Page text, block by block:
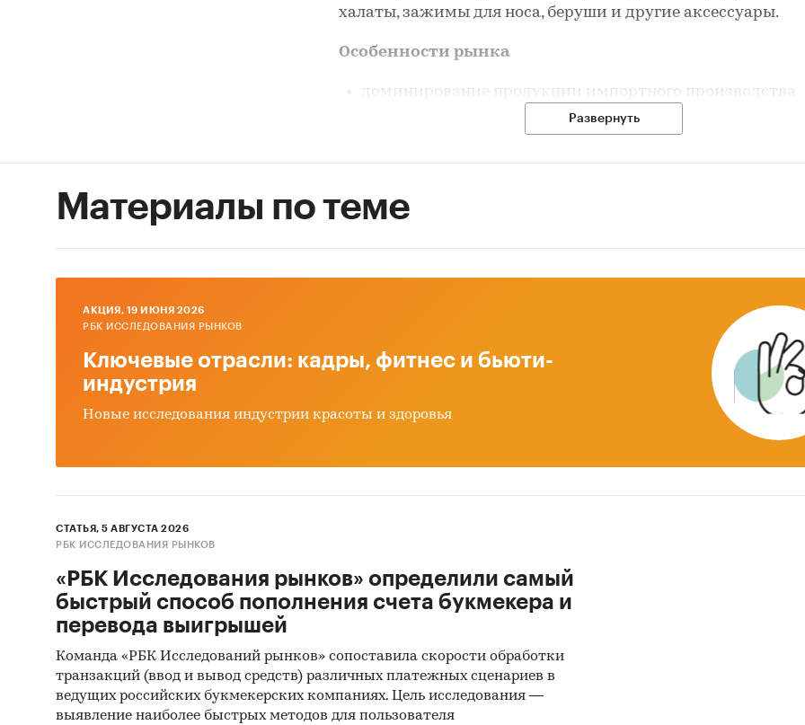
халаты, зажимы для носа, беруши и другие аксессуары.
Особенности рынка
доминирование продукции импортного производства
преобладание внутреннего рынка
ключевой драйвер – активное развитие онлайн
Основные аспекты исследования
производство, продажи, экспорт и импорт, средние
численность потребителей, объем покупок и годовые
баланс спроса, предложения и складских запасов
рейтинги основных производителей
СЕГМЕНТАЦИЯ РЫНКА
купальники, плавки и шорты
плавательные очки
Развернуть
Материалы по теме
AКЦИЯ, 19 ИЮНЯ 2026
РБК ИССЛЕДОВАНИЯ РЫНКОВ
Ключевые отрасли: кадры, фитнес и бьюти-
индустрия
Новые исследования индустрии красоты и здоровья
СТАТЬЯ, 5 АВГУСТА 2026
РБК ИССЛЕДОВАНИЯ РЫНКОВ
«РБК Исследования рынков» определили самый
быстрый способ пополнения счета букмекера и
перевода выигрышей
Команда «РБК Исследований рынков» сопоставила скорости обработки
транзакций (ввод и вывод средств) различных платежных сценариев в
ведущих российских букмекерских компаниях. Цель исследования —
выявление наиболее быстрых методов для пользователя